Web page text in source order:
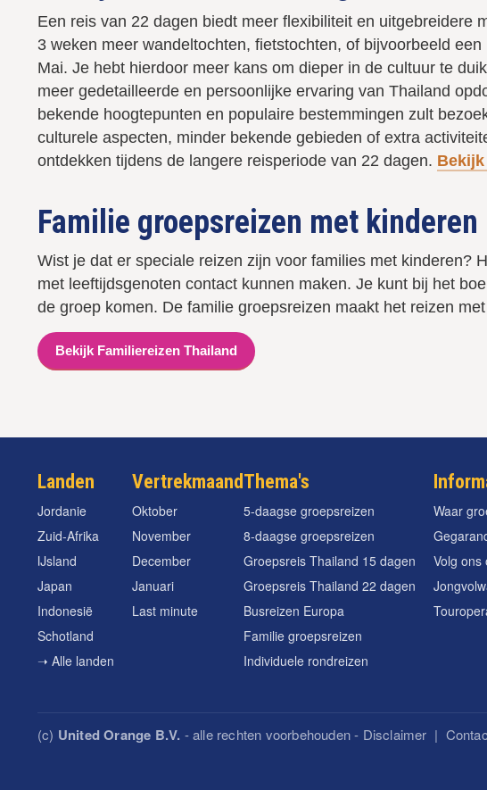
Een reis van 22 dagen biedt meer flexibiliteit en uitgebreidere
3 weken meer wandeltochten, fietstochten, of bijvoorbeeld
Mai. Je hebt hierdoor meer kans om dieper in de cultuur te
meer gedetailleerde en persoonlijke ervaring van Thailand
bekende hoogtepunten en populaire bestemmingen zult
culturele aspecten, minder bekende gebieden of extra
ontdekken tijdens de langere reisperiode van 22 dagen. Bekijk
Familie groepsreizen met kinderen
Wist je dat er speciale reizen zijn voor families met kinderen?
met leeftijdsgenoten contact kunnen maken. Je kunt bij het
de groep komen. De familie groepsreizen maakt het reizen
Bekijk Familiereizen Thailand
Landen
Jordanie
Zuid-Afrika
IJsland
Japan
Indonesië
Schotland
➝ Alle landen
Vertrekmaand
Oktober
November
December
Januari
Last minute
Thema's
5-daagse groepsreizen
8-daagse groepsreizen
Groepsreis Thailand 15 dagen
Groepsreis Thailand 22 dagen
Busreizen Europa
Familie groepsreizen
Individuele rondreizen
Waar
Volg ons
(c) United Orange B.V. - alle rechten voorbehouden - Disclaimer |